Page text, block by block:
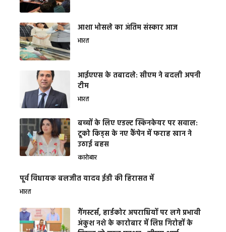
आशा भोसले का अंतिम संस्कार आज
भारत
आईएएस के तबादले: सीएम ने बदली अपनी
टीम
भारत
बच्चों के लिए एडल्ट स्किनकेयर पर सवाल:
टूको किड्स के नए कैंपेन में फराह खान ने
उठाई बहस
कारोबार
पूर्व विधायक बलजीत यादव ईडी की हिरासत में
भारत
गैंगस्टर्स, हार्डकोर अपराधियों पर लगे प्रभावी
अंकुश नशे के कारोबार में लिप्त गिरोहों के